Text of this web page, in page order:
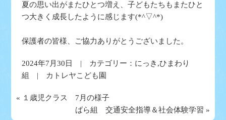
夏の思い出がまたひとつ増え、子どもたちもまたひと
つ大きく成長したように感じます(*^▽^*)
保護者の皆様、ご協力ありがとうございました。
2024年7月30日 | カテゴリー： にっき ,ひまわり
組
| カトレヤこども園
« １歳児クラス 7月の様子
ばら組 交通安全指導＆社会体験学習 »